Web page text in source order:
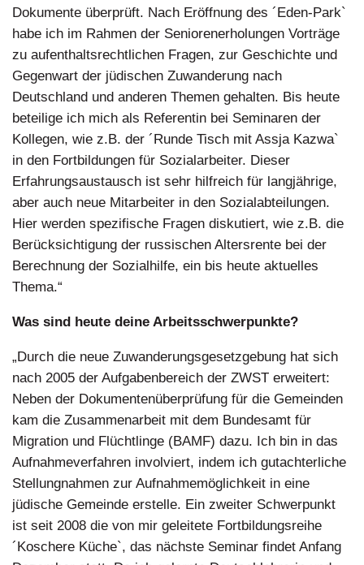
Dokumente überprüft. Nach Eröffnung des ´Eden-Park`
habe ich im Rahmen der Seniorenerholungen Vorträge
zu aufenthaltsrechtlichen Fragen, zur Geschichte und
Gegenwart der jüdischen Zuwanderung nach
Deutschland und anderen Themen gehalten. Bis heute
beteilige ich mich als Referentin bei Seminaren der
Kollegen, wie z.B. der ´Runde Tisch mit Assja Kazwa`
in den Fortbildungen für Sozialarbeiter. Dieser
Erfahrungsaustausch ist sehr hilfreich für langjährige,
aber auch neue Mitarbeiter in den Sozialabteilungen.
Hier werden spezifische Fragen diskutiert, wie z.B. die
Berücksichtigung der russischen Altersrente bei der
Berechnung der Sozialhilfe, ein bis heute aktuelles
Thema.“
Was sind heute deine Arbeitsschwerpunkte?
„Durch die neue Zuwanderungsgesetzgebung hat sich
nach 2005 der Aufgabenbereich der ZWST erweitert:
Neben der Dokumentenüberprüfung für die Gemeinden
kam die Zusammenarbeit mit dem Bundesamt für
Migration und Flüchtlinge (BAMF) dazu. Ich bin in das
Aufnahmeverfahren involviert, indem ich gutachterliche
Stellungnahmen zur Aufnahmemöglichkeit in eine
jüdische Gemeinde erstelle. Ein zweiter Schwerpunkt
ist seit 2008 die von mir geleitete Fortbildungsreihe
´Koschere Küche`, das nächste Seminar findet Anfang